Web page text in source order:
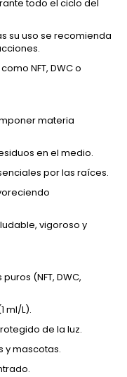
todo el ciclo del
su uso se recomienda
NFT, DWC o
materia
en el medio.
por las raíces.
vigoroso y
(NFT, DWC,
ml/L).
de la luz.
y mascotas.